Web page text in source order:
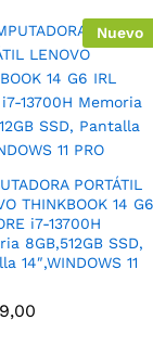
Nuevo
PORTÁTIL
THINKBOOK 14 G6
i7-13700H
8GB,512GB SSD,
14″,WINDOWS 11